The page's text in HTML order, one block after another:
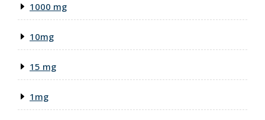
1000 mg
10mg
15 mg
1mg